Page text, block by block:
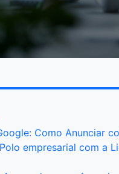
Como Anunciar
empresarial com a